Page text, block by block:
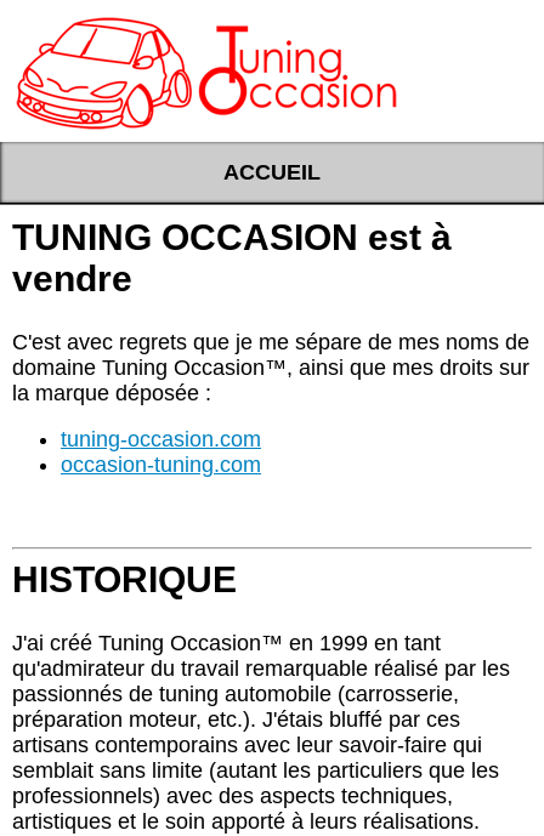
ACCUEIL
TUNING OCCASION est à
vendre
C'est avec regrets que je me sépare de mes noms de
domaine Tuning Occasion™, ainsi que mes droits sur
la marque déposée :
tuning-occasion.com
occasion-tuning.com
HISTORIQUE
J'ai créé Tuning Occasion™ en 1999 en tant
qu'admirateur du travail remarquable réalisé par les
passionnés de tuning automobile (carrosserie,
préparation moteur, etc.). J'étais bluffé par ces
artisans contemporains avec leur savoir-faire qui
semblait sans limite (autant les particuliers que les
professionnels) avec des aspects techniques,
artistiques et le soin apporté à leurs réalisations.